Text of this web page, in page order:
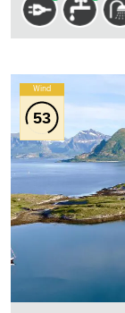
Wind
53